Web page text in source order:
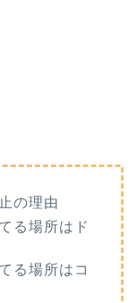
の理由
る場所はド
る場所はコ